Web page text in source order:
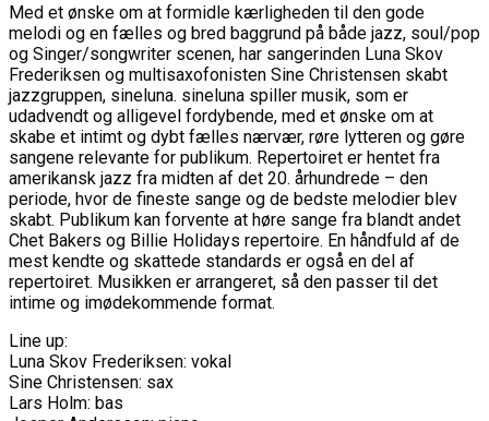
Med et ønske om at formidle kærligheden til den gode
melodi og en fælles og bred baggrund på både jazz, soul/pop
og Singer/songwriter scenen, har sangerinden Luna Skov
Frederiksen og multisaxofonisten Sine Christensen skabt
jazzgruppen, sineluna. sineluna spiller musik, som er
udadvendt og alligevel fordybende, med et ønske om at
skabe et intimt og dybt fælles nærvær, røre lytteren og gøre
sangene relevante for publikum. Repertoiret er hentet fra
amerikansk jazz fra midten af det 20. århundrede – den
periode, hvor de fineste sange og de bedste melodier blev
skabt. Publikum kan forvente at høre sange fra blandt andet
Chet Bakers og Billie Holidays repertoire. En håndfuld af de
mest kendte og skattede standards er også en del af
repertoiret. Musikken er arrangeret, så den passer til det
intime og imødekommende format.
Line up:
Luna Skov Frederiksen: vokal
Sine Christensen: sax
Lars Holm: bas